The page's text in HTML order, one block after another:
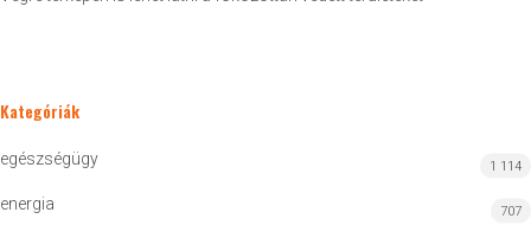
Kategóriák
egészségügy 1 114
energia 707